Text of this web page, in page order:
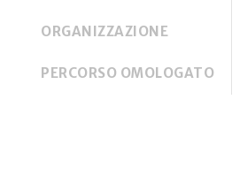
ORGANIZZAZIONE
PERCORSO OMOLOGATO